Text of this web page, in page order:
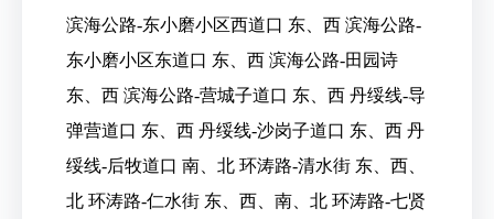
滨海公路-东小磨小区西道口 东、西 滨海公路-
东小磨小区东道口 东、西 滨海公路-田园诗
东、西 滨海公路-营城子道口 东、西 丹绥线-导
弹营道口 东、西 丹绥线-沙岗子道口 东、西 丹
绥线-后牧道口 南、北 环涛路-清水街 东、西、
北 环涛路-仁水街 东、西、南、北 环涛路-七贤